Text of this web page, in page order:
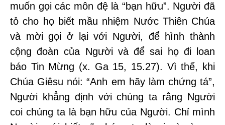
muốn gọi các môn đệ là “bạn hữu”. Người đã
tỏ cho họ biết mầu nhiệm Nước Thiên Chúa
và mời gọi ở lại với Người, để hình thành
cộng đoàn của Người và để sai họ đi loan
báo Tin Mừng (x. Ga 15, 15.27). Vì thế, khi
Chúa Giêsu nói: “Anh em hãy làm chứng tá”,
Người khẳng định với chúng ta rằng Người
coi chúng ta là bạn hữu của Người. Chỉ mình